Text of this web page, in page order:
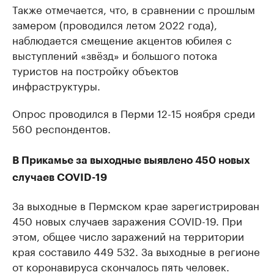
Также отмечается, что, в сравнении с прошлым
замером (проводился летом 2022 года),
наблюдается смещение акцентов юбилея с
выступлений «звёзд» и большого потока
туристов на постройку объектов
инфраструктуры.
Опрос проводился в Перми 12-15 ноября среди
560 респондентов.
В Прикамье за выходные выявлено 450 новых
случаев COVID-19
За выходные в Пермском крае зарегистрирован
450 новых случаев заражения COVID-19. При
этом, общее число заражений на территории
края составило 449 532. За выходные в регионе
от коронавируса скончалось пять человек.